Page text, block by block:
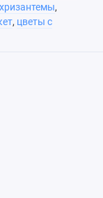
хризантемы,
, цветы с